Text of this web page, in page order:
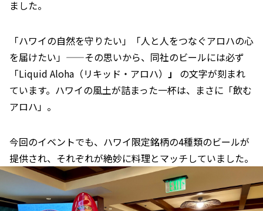
ました。
「ハワイの自然を守りたい」「人と人をつなぐアロハの心
を届けたい」——その思いから、同社のビールには必ず
「Liquid Aloha（リキッド・アロハ） 」
の文字が刻まれ
ています。ハワイの風土が詰まった一杯は、まさに「飲む
アロハ」。
今回のイベントでも、ハワイ限定銘柄の4種類のビールが
提供され、それぞれが絶妙に料理とマッチしていました。